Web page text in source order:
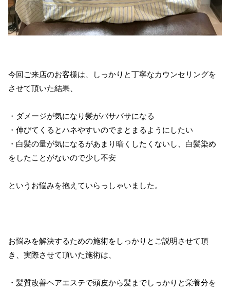
今回ご来店のお客様は、しっかりと丁寧なカウンセリングを
させて頂いた結果、
・ダメージが気になり髪がバサバサになる
・伸びてくるとハネやすいのでまとまるようにしたい
・白髪の量が気になるがあまり暗くしたくないし、白髪染め
をしたことがないので少し不安
というお悩みを抱えていらっしゃいました。
お悩みを解決するための施術をしっかりとご説明させて頂
き、実際させて頂いた施術は、
・髪質改善ヘアエステで頭皮から髪までしっかりと栄養分を